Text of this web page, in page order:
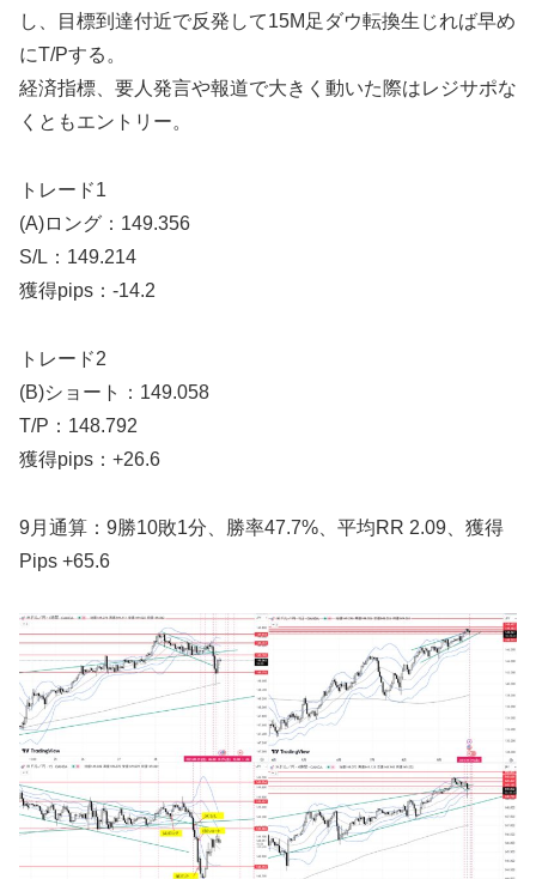
し、目標到達付近で反発して15M足ダウ転換生じれば早め
にT/Pする。
経済指標、要人発言や報道で大きく動いた際はレジサポな
くともエントリー。
トレード1
(A)ロング：149.356
S/L：149.214
獲得pips：-14.2
トレード2
(B)ショート：149.058
T/P：148.792
獲得pips：+26.6
9月通算：9勝10敗1分、勝率47.7%、平均RR 2.09、獲得
Pips +65.6